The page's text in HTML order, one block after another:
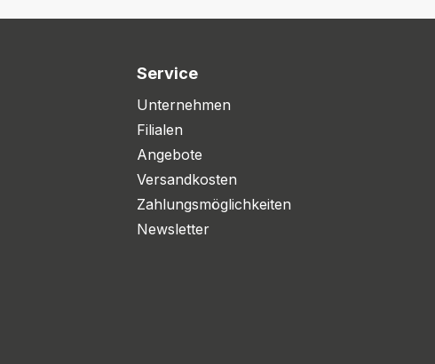
Service
Unternehmen
Filialen
Angebote
Versandkosten
Zahlungsmöglichkeiten
Newsletter